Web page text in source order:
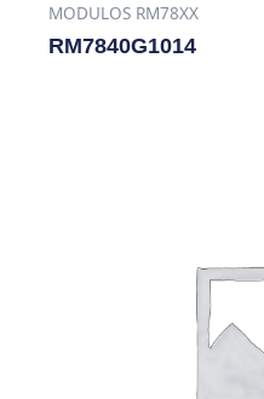
MODULOS RM78XX
RM7840G1014